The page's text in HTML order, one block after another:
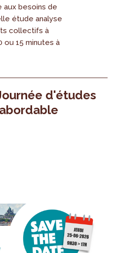
aux besoins de
étude analyse
collectifs à
ou 15 minutes à
d'études